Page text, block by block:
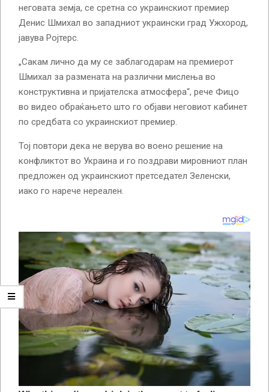
неговата земја, се сретна со украинскиот премиер
Денис Шмихал во западниот украински град Ужхород,
јавува Ројтерс.
„Сакам лично да му се заблагодарам на премиерот
Шмихал за размената на различни мислења во
конструктивна и пријателска атмосфера“, рече Фицо
во видео обраќањето што го објави неговиот кабинет
по средбата со украинскиот премиер.
Тој повтори дека не верува во воено решение на
конфликтот во Украина и го поздрави мировниот план
предложен од украинскиот претседател Зеленски,
иако го нарече нереален.